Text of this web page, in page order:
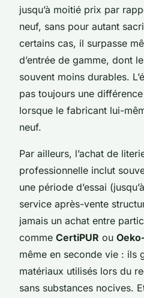
jusqu’à moitié prix par
neuf, sans pour autant
certains cas, il surpasse
d’entrée de gamme, dont
souvent moins durables.
pas toujours une
lorsque le fabricant lui-
neuf.
Par ailleurs, l’achat de
professionnelle inclut
une période d’essai
service après-vente
jamais un achat entre
comme CertiPUR ou
même en seconde vie : ils
matériaux utilisés lors du
sans substances nocives.